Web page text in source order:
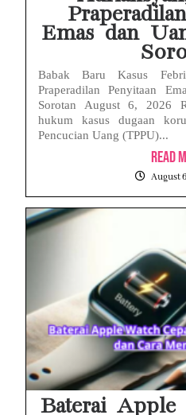
Emas dan
Babak Baru Kasus
Praperadilan Penyitaan
Sorotan August 6, 2026
hukum kasus dugaan
Pencucian Uang (TPPU)...
Read
August
Baterai Apple